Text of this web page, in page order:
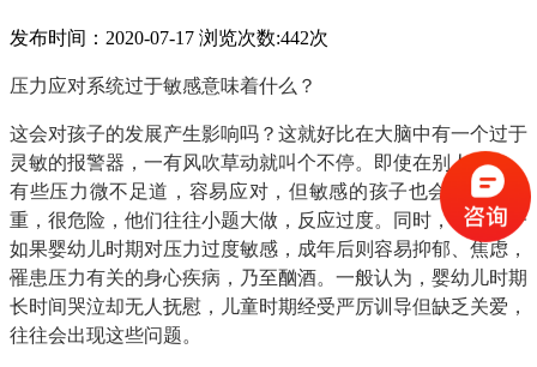
发布时间：2020-07-17 浏览次数:442次
压力应对系统过于敏感意味着什么？
这会对孩子的发展产生影响吗？这就好比在大脑中有一个过于
灵敏的报警器，一有风吹草动就叫个不停。即使在别人看来，
有些压力微不足道，容易应对，但敏感的孩子也会觉得很严
重，很危险，他们往往小题大做，反应过度。同时，一个孩子
如果婴幼儿时期对压力过度敏感，成年后则容易抑郁、焦虑，
罹患压力有关的身心疾病，乃至酗酒。一般认为，婴幼儿时期
长时间哭泣却无人抚慰，儿童时期经受严厉训导但缺乏关爱，
往往会出现这些问题。